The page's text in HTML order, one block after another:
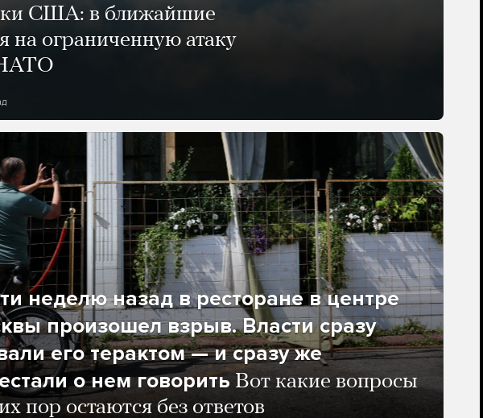
США: в ближайшие
на ограниченную атаку
НАТО
неделю назад в ресторане в центре
произошел взрыв. Власти сразу
его терактом — и сразу же
о нем говорить Вот какие вопросы
пор остаются без ответов